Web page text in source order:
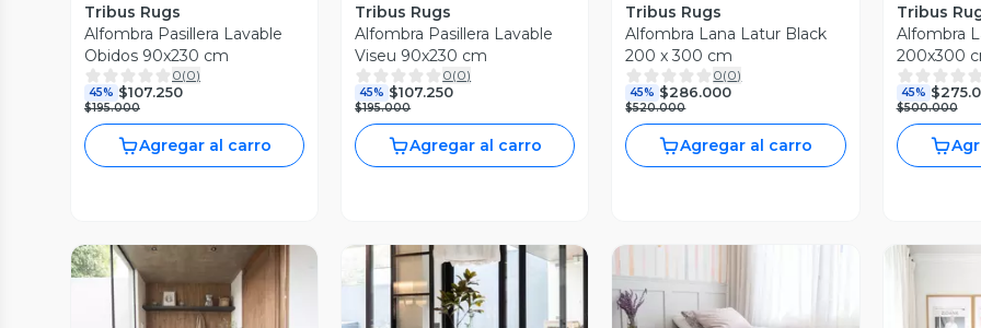
Tribus Rugs
Alfombra Pasillera Lavable
Obidos 90x230 cm
0(0)
45% $107.250
$195.000
Agregar al carro
Tribus Rugs
Alfombra Pasillera Lavable
Viseu 90x230 cm
0(0)
45% $107.250
$195.000
Agregar al carro
Tribus Rugs
Alfombra Lana Latur Black
200 x 300 cm
0(0)
45% $286.000
$520.000
Agregar al carro
Tribus
Alfombra
200x300
45%
$500.000